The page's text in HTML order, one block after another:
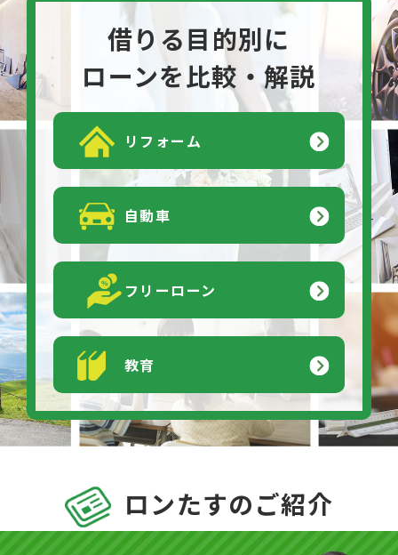
借りる目的別に
ローンを比較・解説
リフォーム
自動車
フリーローン
教育
ロンたすのご紹介